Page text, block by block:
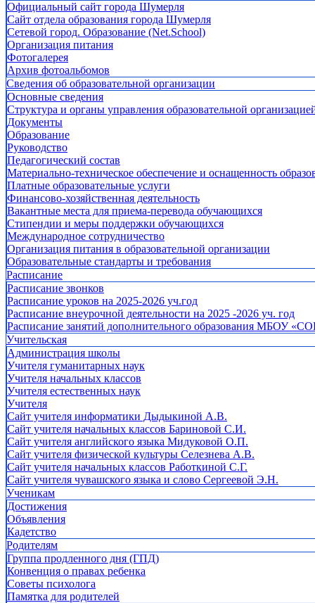
Официальный сайт города Шумерля
Сайт отдела образования города Шумерля
Сетевой город. Образование (Net.School)
Организация питания
Фотогалерея
Архив фотоальбомов
Сведения об образовательной организации
Основные сведения
Структура и органы управления образовательной
Документы
Образование
Руководство
Педагогический состав
Материально-техническое обеспечение и оснащенность
Платные образовательные услуги
Финансово-хозяйственная деятельность
Вакантные места для приема-перевода обучающихся
Стипендии и меры поддержки обучающихся
Международное сотрудничество
Организация питания в образовательной организации
Образовательные стандарты и требования
Расписание
Расписание звонков
Расписание уроков на 2025-2026 уч.год
Расписание внеурочной деятельности на 2025 -2026 уч. год
Расписание занятий дополнительного образования МБОУ
Учительская
Администрация школы
Учителя гуманитарных наук
Учителя начальных классов
Учителя естественных наук
Учителя
Cайт учителя информатики Дыдыкиной А.В.
Сайт учителя начальных классов Бариновой С.И.
Сайт учителя английского языка Мидуковой О.П.
Сайт учителя физической культуры Селезнева А.В.
Сайт учителя начальных классов Работкиной С.Г.
Сайт учителя чувашского языка и слово Сергеевой Э.Н.
Ученикам
Достижения
Объявления
Кадетство
Родителям
Группа продленного дня (ГПД)
Конвенция о правах ребенка
Советы психолога
Памятка для родителей